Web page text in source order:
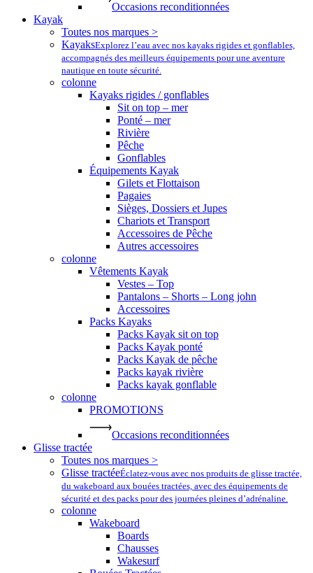
Occasions reconditionnées
Kayak
Toutes nos marques >
KayaksExplorez l’eau avec nos kayaks rigides et gonflables,
accompagnés des meilleurs équipements pour une aventure
nautique en toute sécurité.
colonne
Kayaks rigides / gonflables
Sit on top – mer
Ponté – mer
Rivière
Pêche
Gonflables
Équipements Kayak
Gilets et Flottaison
Pagaies
Sièges, Dossiers et Jupes
Chariots et Transport
Accessoires de Pêche
Autres accessoires
colonne
Vêtements Kayak
Vestes – Top
Pantalons – Shorts – Long john
Accessoires
Packs Kayaks
Packs Kayak sit on top
Packs Kayak ponté
Packs Kayak de pêche
Packs kayak rivière
Packs kayak gonflable
colonne
PROMOTIONS
Occasions reconditionnées
Glisse tractée
Toutes nos marques >
Glisse tractéeÉclatez-vous avec nos produits de glisse tractée,
du wakeboard aux bouées tractées, avec des équipements de
sécurité et des packs pour des journées pleines d’adrénaline.
colonne
Wakeboard
Boards
Chausses
Wakesurf